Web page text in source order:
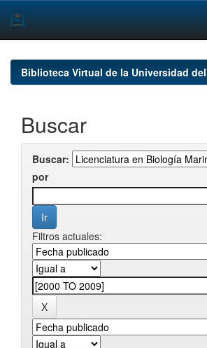
navigationBiblioteca Virtual de la Universidad
Buscar
Buscar:
por
Filtros actuales: